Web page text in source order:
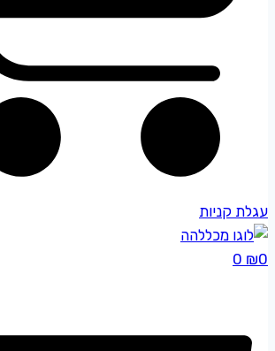
עגלת קניות
₪0
0